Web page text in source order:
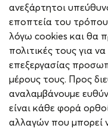
ανεξάρτητοι
εποπτεία του
λόγω cookies και θα
πολιτικές τους για
επεξεργασίας
μέρους τους. Προς
αναλαμβάνουμε
είναι κάθε φορά
αλλαγών που μπορεί